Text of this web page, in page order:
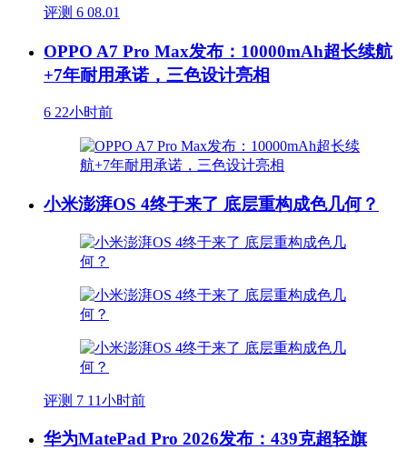
评测 6 08.01
OPPO A7 Pro Max发布：10000mAh超长续航
+7年耐用承诺，三色设计亮相
6 22小时前
小米澎湃OS 4终于来了 底层重构成色几何？
评测 7 11小时前
华为MatePad Pro 2026发布：439克超轻旗